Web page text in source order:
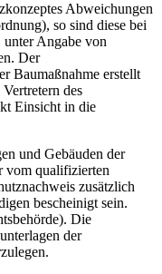
Abweichungen
so sind diese bei
unter Angabe von
Der
Baumaßnahme erstellt
des
Einsicht in die
und Gebäuden der
vom qualifizierten
zusätzlich
bescheinigt sein.
Die
der